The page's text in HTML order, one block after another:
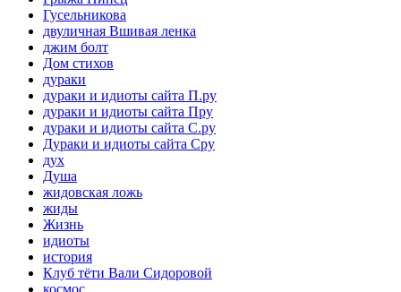
Гусельникова
двуличная Вшивая ленка
джим болт
Дом стихов
дураки
дураки и идиоты сайта П.ру
дураки и идиоты сайта Пру
дураки и идиоты сайта С.ру
Дураки и идиоты сайта Сру
дух
Душа
жидовская ложь
жиды
Жизнь
идиоты
история
Клуб тёти Вали Сидоровой
космос